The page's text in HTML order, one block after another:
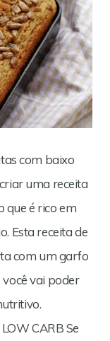
com baixo
uma receita
que é rico em
Esta receita de
com um garfo
vai poder
CARB Se